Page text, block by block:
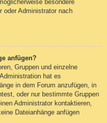
besondere
oder Administrator nach
anfügen?
Gruppen und einzelne
hat es
in dem Forum anzufügen, in
oder nur bestimmte Gruppen
Administrator kontaktieren,
Dateianhänge anfügen